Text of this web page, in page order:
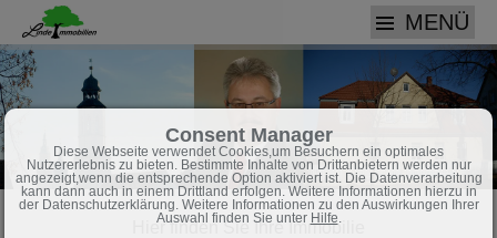
MENÜ
Hier finden Sie Ihre Immobilie
Consent Manager
Diese Webseite verwendet Cookies,um Besuchern ein optimales
Nutzererlebnis zu bieten. Bestimmte Inhalte von Drittanbietern werden nur
angezeigt,wenn die entsprechende Option aktiviert ist. Die Datenverarbeitung
kann dann auch in einem Drittland erfolgen. Weitere Informationen hierzu in
der Datenschutzerklärung. Weitere Informationen zu den Auswirkungen Ihrer
Auswahl finden Sie unter Hilfe.